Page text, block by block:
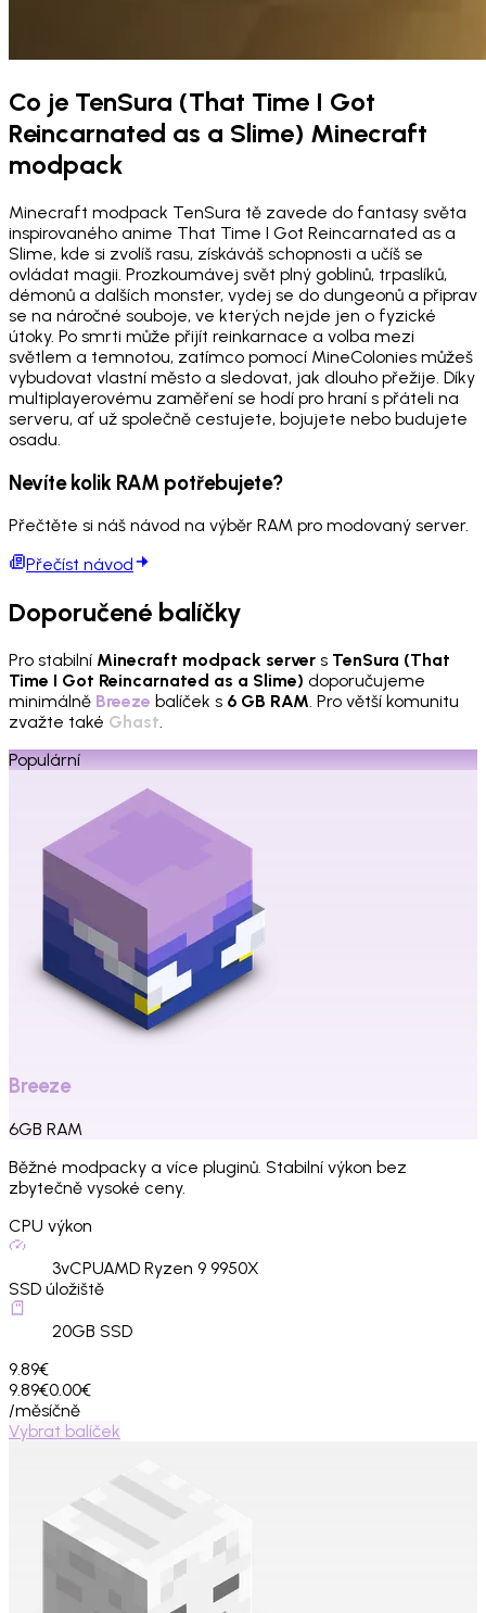
Co je TenSura (That Time I Got
Reincarnated as a Slime) Minecraft
modpack
Minecraft modpack TenSura tě zavede do fantasy světa
inspirovaného anime That Time I Got Reincarnated as a
Slime, kde si zvolíš rasu, získáváš schopnosti a učíš se
ovládat magii. Prozkoumávej svět plný goblinů, trpaslíků,
démonů a dalších monster, vydej se do dungeonů a připrav
se na náročné souboje, ve kterých nejde jen o fyzické
útoky. Po smrti může přijít reinkarnace a volba mezi
světlem a temnotou, zatímco pomocí MineColonies můžeš
vybudovat vlastní město a sledovat, jak dlouho přežije. Díky
multiplayerovému zaměření se hodí pro hraní s přáteli na
serveru, ať už společně cestujete, bojujete nebo budujete
osadu.
Nevíte kolik RAM potřebujete?
Přečtěte si náš návod na výběr RAM pro modovaný server.
Přečíst návod
Doporučené balíčky
Pro stabilní Minecraft modpack server s TenSura (That
Time I Got Reincarnated as a Slime) doporučujeme
minimálně Breeze balíček s 6 GB RAM. Pro větší komunitu
zvažte také Ghast.
Populární
Breeze
6GB RAM
Běžné modpacky a více pluginů. Stabilní výkon bez
zbytečně vysoké ceny.
CPU výkon
3vCPUAMD Ryzen 9 9950X
SSD úložiště
20GB SSD
9.89€
9.89€0.00€
/měsíčně
Vybrat balíček